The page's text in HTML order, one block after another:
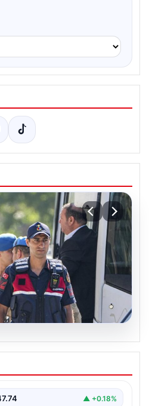
Başkanı İlkay Çiçek
isimlere yönelik▲ +0.18%